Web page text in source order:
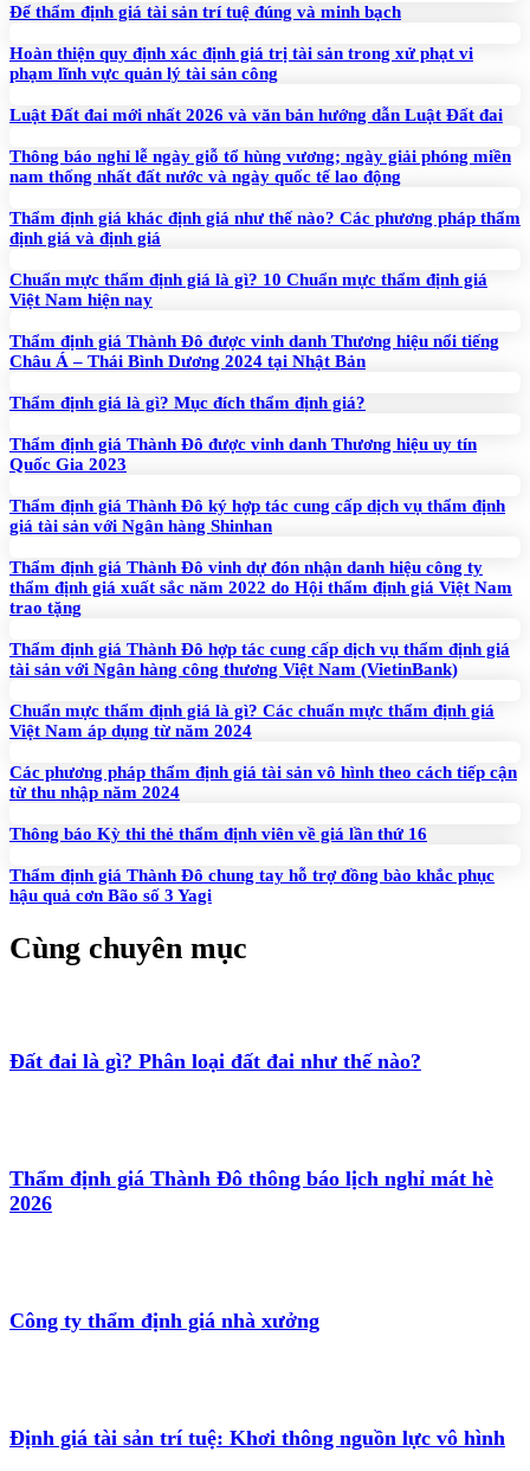
Để thẩm định giá tài sản trí tuệ đúng và minh bạch
Hoàn thiện quy định xác định giá trị tài sản trong xử phạt vi
phạm lĩnh vực quản lý tài sản công
Luật Đất đai mới nhất 2026 và văn bản hướng dẫn Luật Đất đai
Thông báo nghỉ lễ ngày giỗ tổ hùng vương; ngày giải phóng miền
nam thống nhất đất nước và ngày quốc tế lao động
Thẩm định giá khác định giá như thế nào? Các phương pháp thẩm
định giá và định giá
Chuẩn mực thẩm định giá là gì? 10 Chuẩn mực thẩm định giá
Việt Nam hiện nay
Thẩm định giá Thành Đô được vinh danh Thương hiệu nổi tiếng
Châu Á – Thái Bình Dương 2024 tại Nhật Bản
Thẩm định giá là gì? Mục đích thẩm định giá?
Thẩm định giá Thành Đô được vinh danh Thương hiệu uy tín
Quốc Gia 2023
Thẩm định giá Thành Đô ký hợp tác cung cấp dịch vụ thẩm định
giá tài sản với Ngân hàng Shinhan
Thẩm định giá Thành Đô vinh dự đón nhận danh hiệu công ty
thẩm định giá xuất sắc năm 2022 do Hội thẩm định giá Việt Nam
trao tặng
Thẩm định giá Thành Đô hợp tác cung cấp dịch vụ thẩm định giá
tài sản với Ngân hàng công thương Việt Nam (VietinBank)
Chuẩn mực thẩm định giá là gì? Các chuẩn mực thẩm định giá
Việt Nam áp dụng từ năm 2024
Các phương pháp thẩm định giá tài sản vô hình theo cách tiếp cận
từ thu nhập năm 2024
Thông báo Kỳ thi thẻ thẩm định viên về giá lần thứ 16
Thẩm định giá Thành Đô chung tay hỗ trợ đồng bào khắc phục
hậu quả cơn Bão số 3 Yagi
Cùng chuyên mục
Đất đai là gì? Phân loại đất đai như thế nào?
Thẩm định giá Thành Đô thông báo lịch nghỉ mát hè
2026
Công ty thẩm định giá nhà xưởng
Định giá tài sản trí tuệ: Khơi thông nguồn lực vô hình